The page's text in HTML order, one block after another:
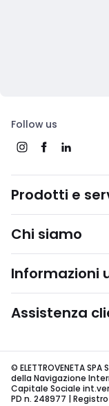
Follow us
Prodotti e
Chi siamo
Informazioni
Assistenza
© ELETTROVENETA
della Navigazione
Capitale Sociale
PD n. 248977 |